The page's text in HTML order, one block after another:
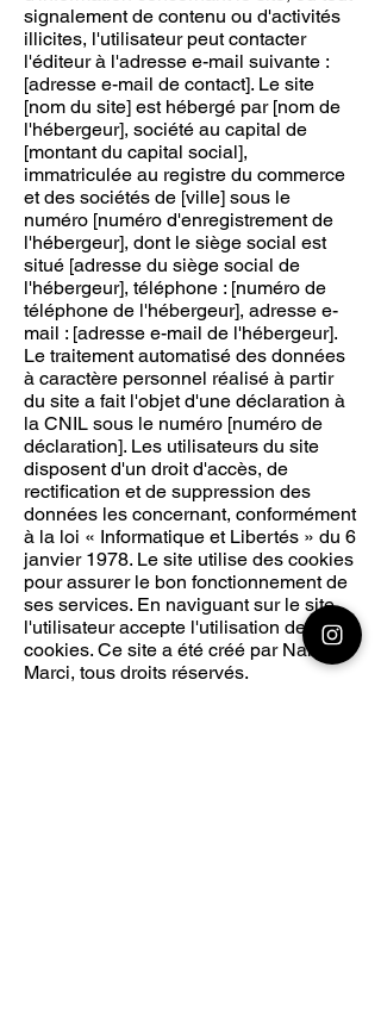
signalement de contenu ou d'activités
illicites, l'utilisateur peut contacter
l'éditeur à l'adresse e-mail suivante :
[adresse e-mail de contact]. Le site
[nom du site] est hébergé par [nom de
l'hébergeur], société au capital de
[montant du capital social],
immatriculée au registre du commerce
et des sociétés de [ville] sous le
numéro [numéro d'enregistrement de
l'hébergeur], dont le siège social est
situé [adresse du siège social de
l'hébergeur], téléphone : [numéro de
téléphone de l'hébergeur], adresse e-
mail : [adresse e-mail de l'hébergeur].
Le traitement automatisé des données
à caractère personnel réalisé à partir
du site a fait l'objet d'une déclaration à
la CNIL sous le numéro [numéro de
déclaration]. Les utilisateurs du site
disposent d'un droit d'accès, de
rectification et de suppression des
données les concernant, conformément
à la loi « Informatique et Libertés » du 6
janvier 1978. Le site utilise des cookies
pour assurer le bon fonctionnement de
ses services. En naviguant sur le site,
l'utilisateur accepte l'utilisation des
cookies. Ce site a été créé par Nan
Marci, tous droits réservés.